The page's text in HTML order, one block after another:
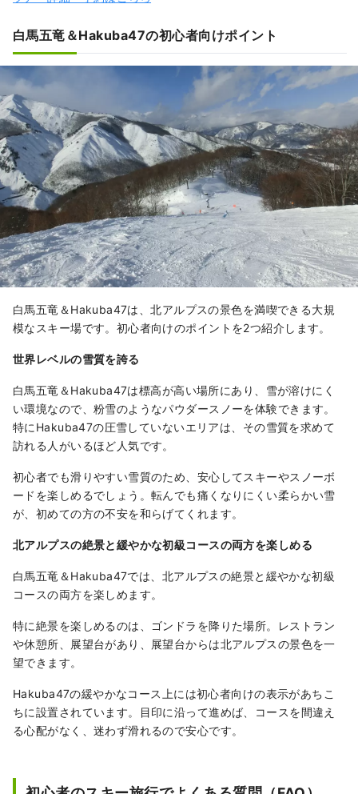
白馬五竜＆Hakuba47の初心者向けポイント
白馬五竜＆Hakuba47は、北アルプスの景色を満喫できる大規
模なスキー場です。初心者向けのポイントを2つ紹介します。
世界レベルの雪質を誇る
白馬五竜＆Hakuba47は標高が高い場所にあり、雪が溶けにく
い環境なので、粉雪のようなパウダースノーを体験できます。
特にHakuba47の圧雪していないエリアは、その雪質を求めて
訪れる人がいるほど人気です。
初心者でも滑りやすい雪質のため、安心してスキーやスノーボ
ードを楽しめるでしょう。転んでも痛くなりにくい柔らかい雪
が、初めての方の不安を和らげてくれます。
北アルプスの絶景と緩やかな初級コースの両方を楽しめる
白馬五竜＆Hakuba47では、北アルプスの絶景と緩やかな初級
コースの両方を楽しめます。
特に絶景を楽しめるのは、ゴンドラを降りた場所。レストラン
や休憩所、展望台があり、展望台からは北アルプスの景色を一
望できます。
Hakuba47の緩やかなコース上には初心者向けの表示があちこ
ちに設置されています。目印に沿って進めば、コースを間違え
る心配がなく、迷わず滑れるので安心です。